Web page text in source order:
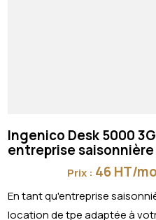
Ingenico Desk 5000
entreprise saisonnière
Prix : 46 HT/
En tant qu'entreprise
location de tpe adaptée à